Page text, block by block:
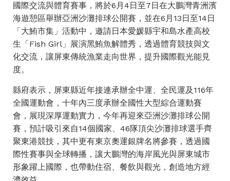
國際交流與體育賽事，將於6月4日至7日在大鵬灣青洲濱
海遊憩區舉辦亞洲沙灘排球公開賽，並在6月13日至14日
「大鮪市集」活動中，邀請日本愛媛縣宇和島水產高校
生「Fish Girl」展演黑鮪魚解體秀，透過體育競技與文
化交流，讓屏東傳統漁業走向世界，提升國際觀光能見
度。
縣府表示，屏東縣近年接連承辦全中運、全民運及116年
全國運動會，十年內三度承辦全國性大型綜合運動賽
會，展現深厚運動實力，今年再迎來亞洲沙灘排球公開
賽，預計吸引來自14個國家、46隊頂尖沙灘排球選手齊
聚東港競技，其中更有東京奧運銀牌名將參賽，透過國
際性賽事與全球轉播，讓大鵬灣的海岸風光與屏東城市
形象躍上國際，也帶動住宿、餐飲與觀光，創造地方經